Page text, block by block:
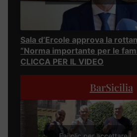
Sala d’Ercole approva la
“Norma importante per le
CLICCA PER IL VIDEO
BarSicilia